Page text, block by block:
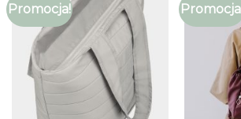
Promocja!